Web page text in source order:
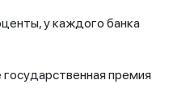
у каждого банка
премия